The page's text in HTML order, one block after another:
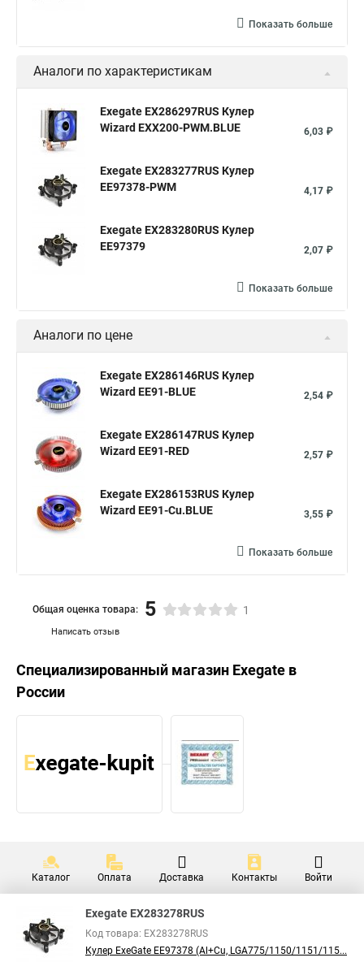
Показать больше
Аналоги по характеристикам
Exegate EX286297RUS Кулер
Wizard EXX200-PWM.BLUE
6,03 ₽
Exegate EX283277RUS Кулер
EE97378-PWM
4,17 ₽
Exegate EX283280RUS Кулер
EE97379
2,07 ₽
Показать больше
Аналоги по цене
Exegate EX286146RUS Кулер
Wizard EE91-BLUE
2,54 ₽
Exegate EX286147RUS Кулер
Wizard EE91-RED
2,57 ₽
Exegate EX286153RUS Кулер
Wizard EE91-Cu.BLUE
3,55 ₽
Показать больше
Написать отзыв
Общая оценка товара: 5 1
Специализированный магазин Exegate в
России
Каталог Оплата Доставка Контакты Войти
Exegate EX283278RUS
Код товара: EX283278RUS
Кулер ExeGate EE97378 (Al+Cu, LGA775/1150/1151/115...